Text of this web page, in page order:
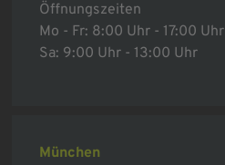
Öffnungszeiten
Mo - Fr: 8:00 Uhr - 17:00 Uhr
Sa: 9:00 Uhr - 13:00 Uhr
München